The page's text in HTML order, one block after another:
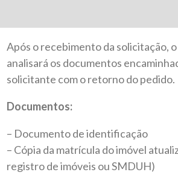
Após o recebimento da solicitação,
analisará os documentos
solicitante com o retorno do pedido.
Documentos:
– Documento de identificação
– Cópia da matrícula do imóvel
registro de imóveis ou SMDUH)